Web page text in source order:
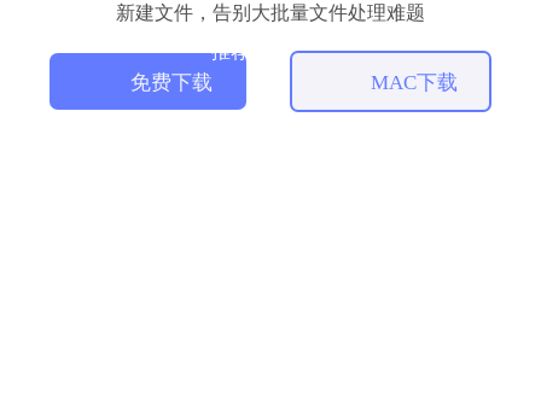
新建文件，告别大批量文件处理难题
免费下载
推荐
MAC下载